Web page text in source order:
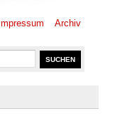
Impressum Archiv